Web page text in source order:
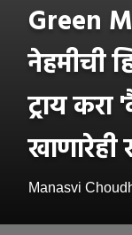
Green
नेहमीची
ट्राय
Manasvi